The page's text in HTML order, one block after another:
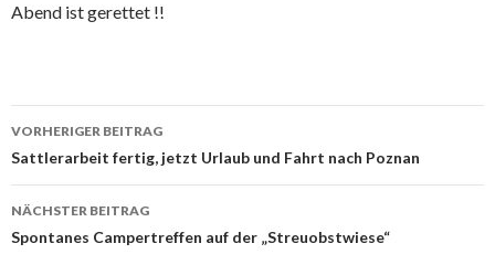
Abend ist gerettet !!
Beitrags-
Navigation
VORHERIGER BEITRAG
Sattlerarbeit fertig, jetzt Urlaub und Fahrt nach Poznan
NÄCHSTER BEITRAG
Spontanes Campertreffen auf der „Streuobstwiese“